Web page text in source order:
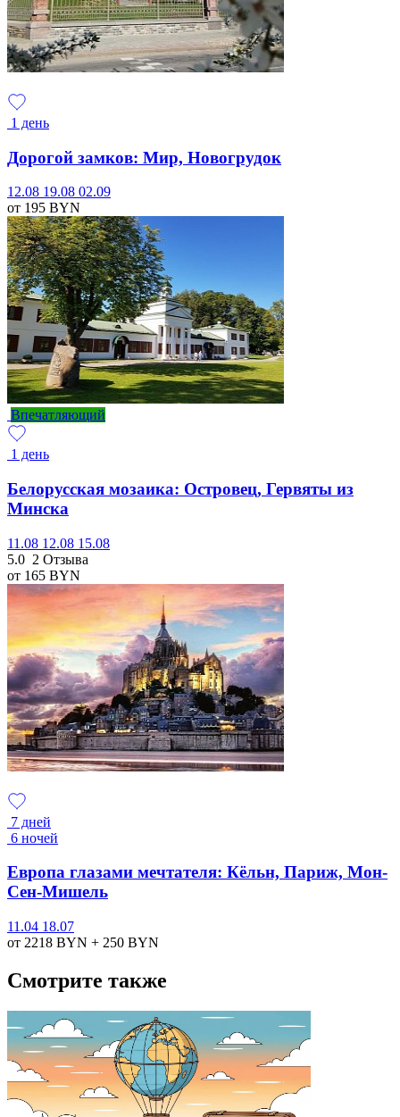
1 день
Дорогой замков: Мир, Новогрудок
12.08 19.08 02.09
от 195 BYN
Впечатляющий
1 день
Белорусская мозаика: Островец, Гервяты из
Минска
11.08 12.08 15.08
5.0 2 Отзыва
от 165 BYN
7 дней
6 ночей
Европа глазами мечтателя: Кёльн, Париж, Мон-
Сен-Мишель
11.04 18.07
от 2218 BYN + 250 BYN
Смотрите также